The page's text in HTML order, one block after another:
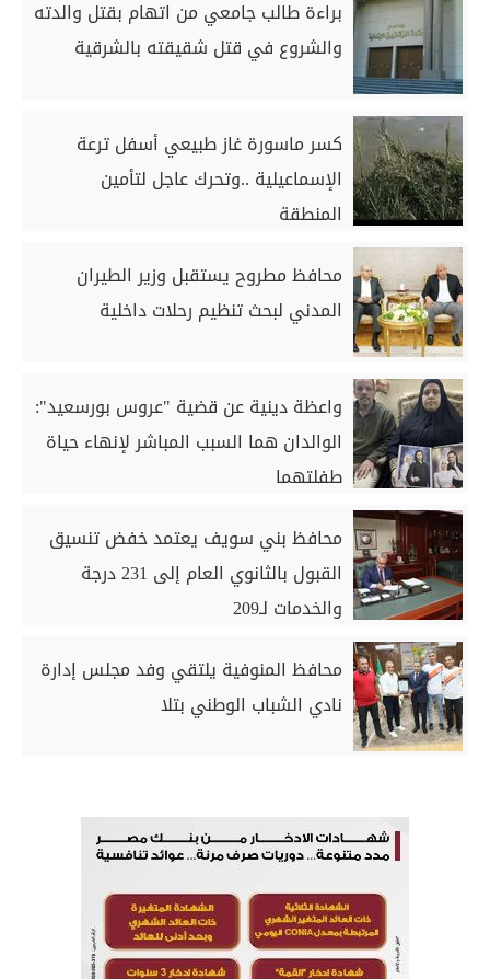
براءة طالب جامعي من اتهام بقتل والدته
والشروع في قتل شقيقته بالشرقية
كسر ماسورة غاز طبيعي أسفل ترعة
الإسماعيلية ..وتحرك عاجل لتأمين
المنطقة
محافظ مطروح يستقبل وزير الطيران
المدني لبحث تنظيم رحلات داخلية
واعظة دينية عن قضية "عروس بورسعيد":
الوالدان هما السبب المباشر لإنهاء حياة
طفلتهما
محافظ بني سويف يعتمد خفض تنسيق
القبول بالثانوي العام إلى 231 درجة
والخدمات لـ209
محافظ المنوفية يلتقي وفد مجلس إدارة
نادي الشباب الوطني بتلا